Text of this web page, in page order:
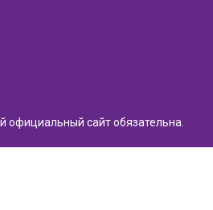
официальный сайт обязательна.